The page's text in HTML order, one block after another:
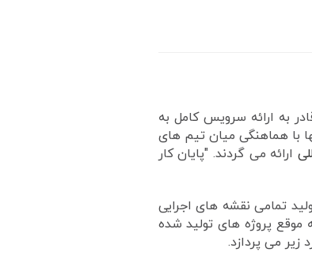
به ارائه سرویس کامل به
با هماهنگی میان تیم های
ارائه می گردند. "پایان کار
تمامی نقشه های اجرایی
موقع پروژه های تولید شده
می پردازد.